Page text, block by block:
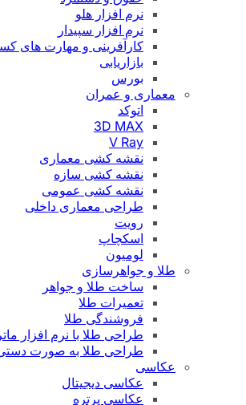
نرم افزار هلو
نرم افزار سپیدار
کارآفرینی و مهارت های
بازاریابی
بورس
معماری و عمران
اتوکد
3D MAX
V Ray
نقشه کشی معماری
نقشه کشی سازه
نقشه کشی عمومی
طراحی معماری داخلی
رویت
اسکچاپ
لومیون
طلا و جواهرسازی
ساخت طلا و جواهر
تعمیرات طلا
فروشندگی طلا
طراحی طلا با نرم افزار
طراحی طلا به صورت
عکاسی
عکاسی دیجیتال
عکاسی پرتره